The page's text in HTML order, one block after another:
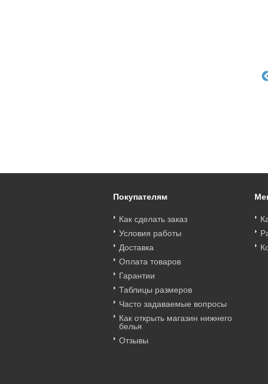
Покупателям
Как сделать заказ
Условия работы
Доставка
Оплата товаров
Гарантии
Таблицы размеров
Часто задаваемые вопросы
Как открыть магазин нижнего
белья
Отзывы